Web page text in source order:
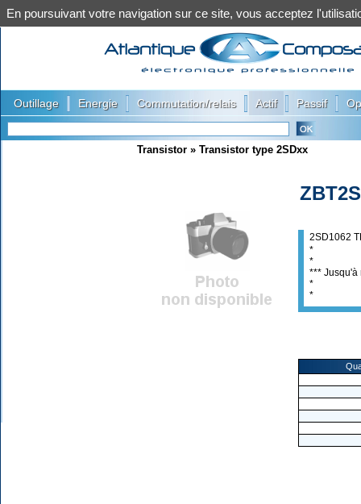
Outillage Energie Commutation/relais Actif Passif
Transistor » Transistor type 2SDxx
2SD1062
*
*
*** Jusqu'à
*
*
En poursuivant votre navigation sur ce site, vous acceptez